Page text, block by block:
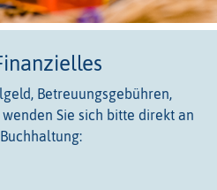
Betreuungsgebühren,
Sie sich bitte direkt an